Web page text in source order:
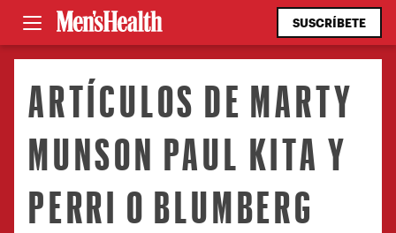
SUSCRÍBETE
ARTÍCULOS DE MARTY
MUNSON PAUL KITA Y
PERRI O BLUMBERG